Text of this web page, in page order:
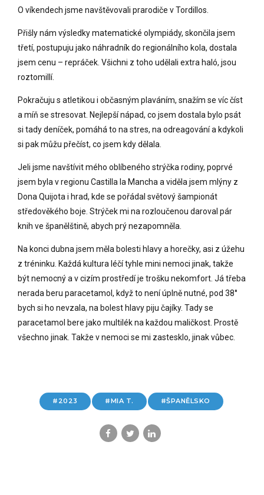
O víkendech jsme navštěvovali prarodiče v Tordillos.
Přišly nám výsledky matematické olympiády, skončila jsem
třetí, postupuju jako náhradník do regionálního kola, dostala
jsem cenu – repráček. Všichni z toho udělali extra haló, jsou
roztomillí.
Pokračuju s atletikou i občasným plaváním, snažím se víc číst
a míň se stresovat. Nejlepší nápad, co jsem dostala bylo psát
si tady deníček, pomáhá to na stres, na odreagování a kdykoli
si pak můžu přečíst, co jsem kdy dělala.
Jeli jsme navštívit mého oblíbeného strýčka rodiny, poprvé
jsem byla v regionu Castilla la Mancha a viděla jsem mlýny z
Dona Quijota i hrad, kde se pořádal světový šampionát
středověkého boje. Strýček mi na rozloučenou daroval pár
knih ve španělštině, abych prý nezapomněla.
Na konci dubna jsem měla bolesti hlavy a horečky, asi z úžehu
z tréninku. Každá kultura léčí tyhle mini nemoci jinak, takže
být nemocný a v cizím prostředí je trošku nekomfort. Já třeba
nerada beru paracetamol, když to není úplně nutné, pod 38°
bych si ho nevzala, na bolest hlavy piju čajíky. Tady se
paracetamol bere jako multilék na každou maličkost. Prostě
všechno jinak. Takže v nemoci se mi zastesklo, jinak vůbec.
2023 MIA T. ŠPANĚLSKO